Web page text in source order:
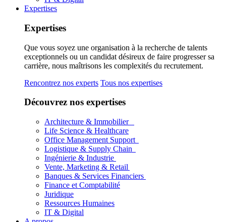
Expertises
Expertises
Que vous soyez une organisation à la recherche de talents
exceptionnels ou un candidat désireux de faire progresser sa
carrière, nous maîtrisons les complexités du recrutement.
Rencontrez nos experts Tous nos expertises
Découvrez nos expertises
Architecture & Immobilier
Life Science & Healthcare
Office Management Support
Logistique & Supply Chain
Ingénierie & Industrie
Vente, Marketing & Retail
Banques & Services Financiers
Finance et Comptabilité
Juridique
Ressources Humaines
IT & Digital